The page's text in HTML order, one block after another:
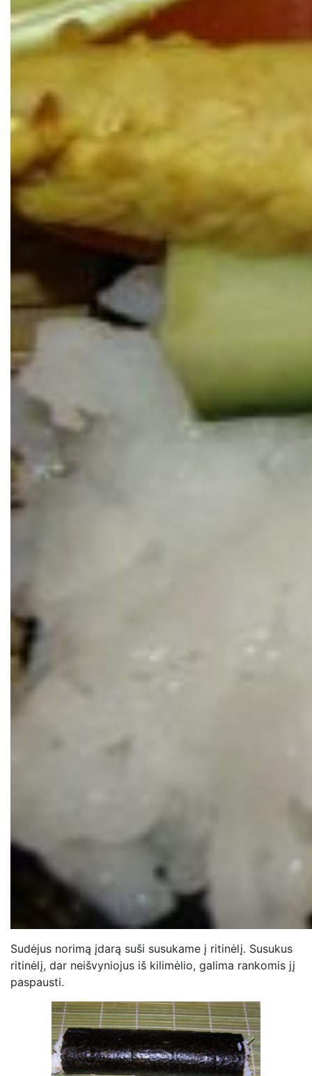
Sudėjus norimą įdarą suši susukame į ritinėlį. Susukus
ritinėlį, dar neišvyniojus iš kilimėlio, galima rankomis jį
paspausti.